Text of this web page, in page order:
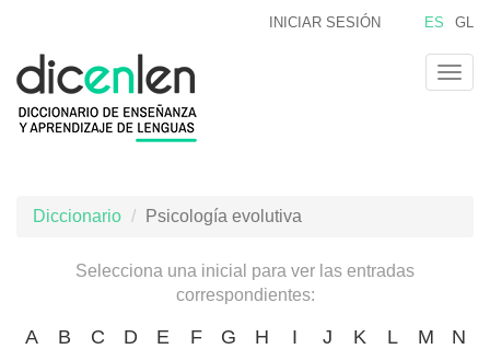
contenido
principal
ES GL
INICIAR SESIÓN
Diccionario Psicología evolutiva
Selecciona una inicial para ver las entradas
correspondientes:
A B C D E F G H I J K L M
N